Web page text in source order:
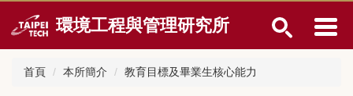
到
環境工程與管理研究所
首頁 本所簡介 教育目標及畢業生核心能力